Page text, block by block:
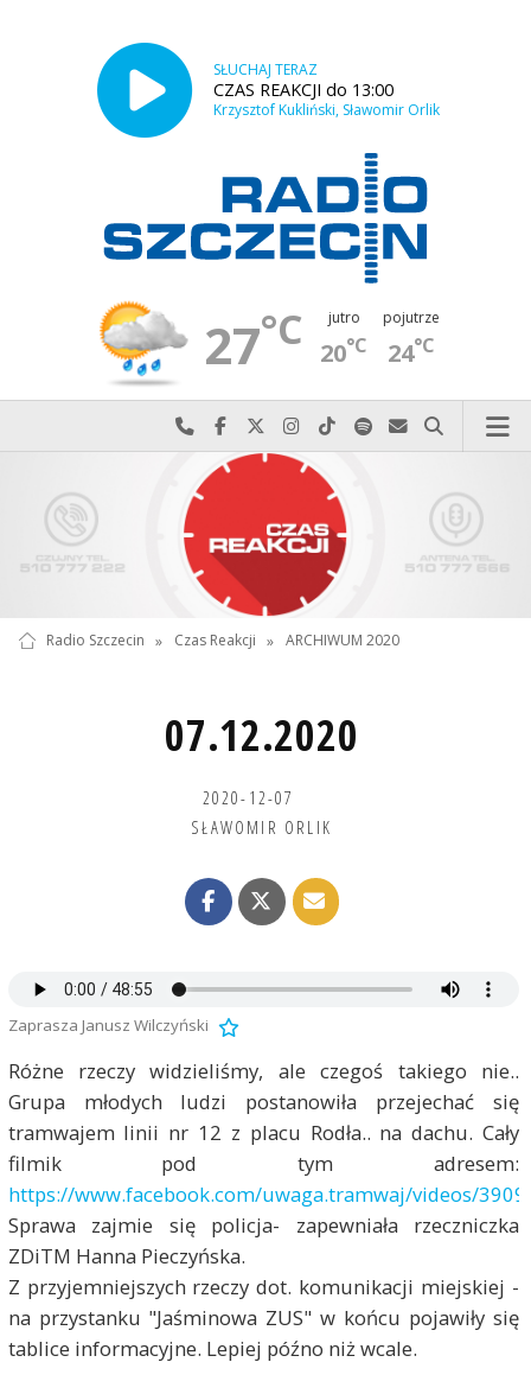
SŁUCHAJ TERAZ
CZAS REAKCJI do 13:00
Krzysztof Kukliński, Sławomir Orlik
27°C jutro
20°C
pojutrze
24°C
Najlepiej po prostu do nas zadzwoń
Odwiedź nas na Facebook-u
Odwiedź nas na X
Odwiedź nas na Instagram-ie
Odwiedź nas na TikTok-u
Szukaj nas na Spotify
Wyślij do nas
Szukaj
Radio Szczecin » Czas Reakcji » ARCHIWUM 2020
07.12.2020
2020-12-07
SŁAWOMIR ORLIK
Zaprasza Janusz Wilczyński
Różne rzeczy widzieliśmy, ale czegoś takiego nie..
Grupa młodych ludzi postanowiła przejechać się
tramwajem linii nr 12 z placu Rodła.. na dachu. Cały
filmik pod tym adresem:
https://www.facebook.com/uwaga.tramwaj/videos/
Sprawa zajmie się policja- zapewniała rzeczniczka
ZDiTM Hanna Pieczyńska.
Z przyjemniejszych rzeczy dot. komunikacji miejskiej -
na przystanku "Jaśminowa ZUS" w końcu pojawiły się
tablice informacyjne. Lepiej późno niż wcale.